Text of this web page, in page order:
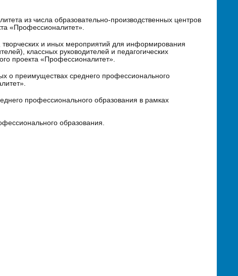
из числа образовательно-производственных центров
«Профессионалитет».
творческих и иных мероприятий для информирования
классных руководителей и педагогических
проекта «Профессионалитет».
о преимуществах среднего профессионального
профессионального образования в рамках
образования.